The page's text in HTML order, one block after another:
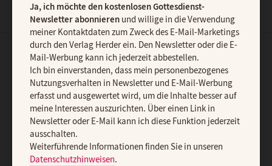
AGB und Widerrufsbelehrung Datenschutz Barrierefreiheit
Impressum
Vertrag widerrufen Abo online kündigen
Ja, ich möchte den kostenlosen Gottesdienst-
Newsletter abonnierenund willige in die Verwendung
meiner Kontaktdaten zum Zweck des E-Mail-Marketings
durch den Verlag Herder ein. Den Newsletter oder die E-
Mail-Werbung kann ich jederzeit abbestellen.
Ich bin einverstanden, dass mein personenbezogenes
Nutzungsverhalten in Newsletter und E-Mail-Werbung
erfasst und ausgewertet wird, um die Inhalte besser auf
meine Interessen auszurichten. Über einen Link in
Newsletter oder E-Mail kann ich diese Funktion jederzeit
ausschalten.
Weiterführende Informationen finden Sie in unseren
Datenschutzhinweisen.